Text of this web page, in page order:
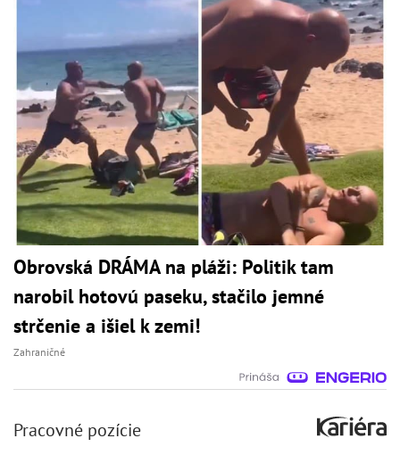
Obrovská DRÁMA na pláži: Politik tam
narobil hotovú paseku, stačilo jemné
strčenie a išiel k zemi!
Zahraničné
Pracovné pozície